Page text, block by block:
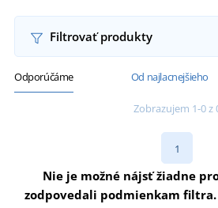
Chcem vedieť viac
Filtrovať produkty
Odporúčáme Od najlacnejšieho
Zobrazujem 1-0 z
1
Nie je možné nájsť žiadne
zodpovedali podmienkam